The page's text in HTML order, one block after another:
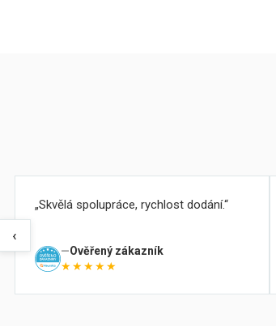
‹
Skvělá spolupráce, rychlost dodání.
Ověřený zákazník
★★★★★